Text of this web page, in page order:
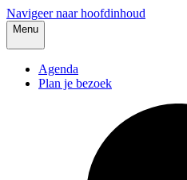
Navigeer naar hoofdinhoud
Menu
Agenda
Plan je bezoek